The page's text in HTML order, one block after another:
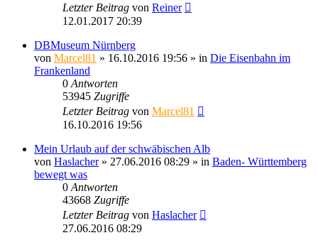
Letzter Beitrag von Reiner
12.01.2017 20:39
DBMuseum Nürnberg
von Marcel81 » 16.10.2016 19:56 » in Die Eisenbahn im
Frankenland
0 Antworten
53945 Zugriffe
Letzter Beitrag von Marcel81
16.10.2016 19:56
Mein Urlaub auf der schwäbischen Alb
von Haslacher» 27.06.2016 08:29 » in Baden- Württemberg
bewegt was
0 Antworten
43668 Zugriffe
Letzter Beitrag von Haslacher
27.06.2016 08:29